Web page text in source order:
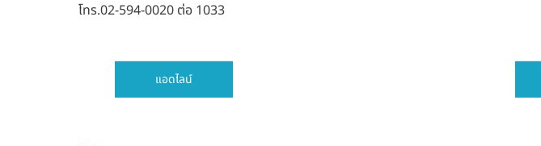
โทร.02-594-0020 ต่อ 1033
แอดไลน์